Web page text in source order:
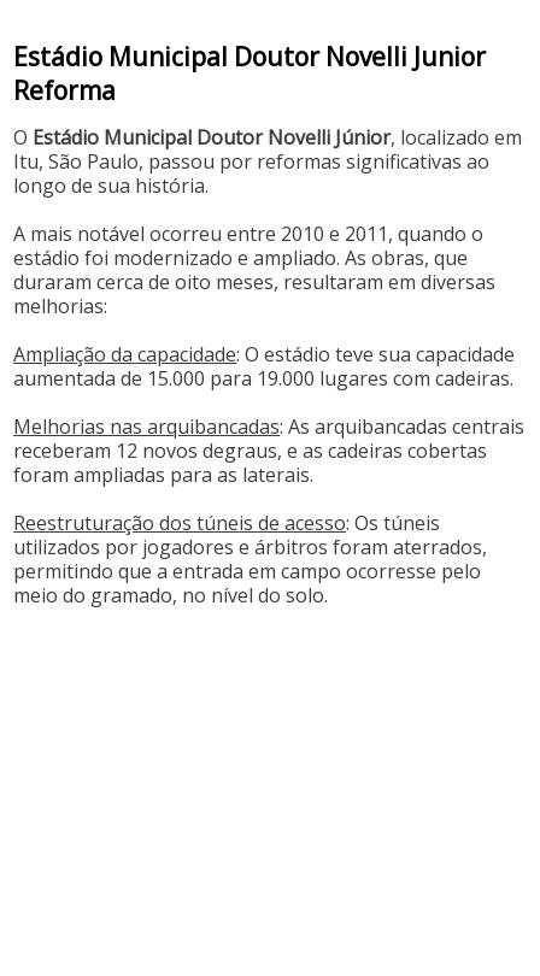
Estádio Municipal Doutor Novelli Junior
Reforma
O Estádio Municipal Doutor Novelli Júnior, localizado em
Itu, São Paulo, passou por reformas significativas ao
longo de sua história.
A mais notável ocorreu entre 2010 e 2011, quando o
estádio foi modernizado e ampliado. As obras, que
duraram cerca de oito meses, resultaram em diversas
melhorias:​
Ampliação da capacidade: O estádio teve sua capacidade
aumentada de 15.000 para 19.000 lugares com cadeiras. ​
Melhorias nas arquibancadas: As arquibancadas centrais
receberam 12 novos degraus, e as cadeiras cobertas
foram ampliadas para as laterais. ​
Reestruturação dos túneis de acesso: Os túneis
utilizados por jogadores e árbitros foram aterrados,
permitindo que a entrada em campo ocorresse pelo
meio do gramado, no nível do solo. ​